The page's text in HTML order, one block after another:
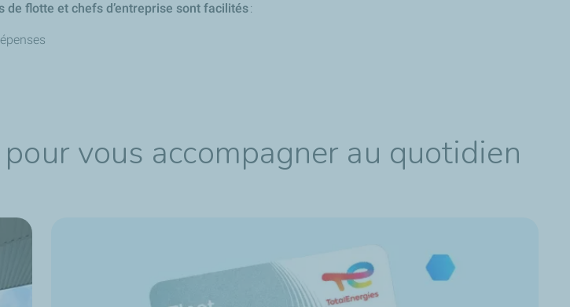
flotte et chefs d’entreprise sont facilités:
vous accompagner au quotidien